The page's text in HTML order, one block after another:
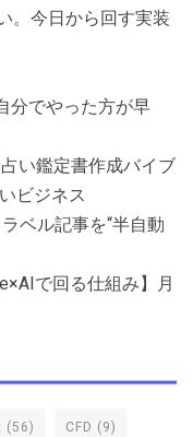
。今日から回す実装
分でやった方が早
い鑑定書作成バイブ
ビジネス
ベル記事を“半自動
で回る仕組み】月
(56) CFD (9)